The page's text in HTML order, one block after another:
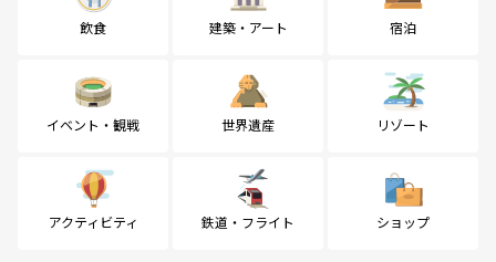
飲食 建築・アート 宿泊
イベント・観戦 世界遺産 リゾート
アクティビティ 鉄道・フライト ショップ